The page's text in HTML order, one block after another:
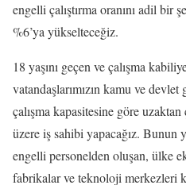
engelli çalıştırma oranını adil bir
%6’ya yükselteceğiz.
18 yaşını geçen ve çalışma
vatandaşlarımızın kamu ve
çalışma kapasitesine göre
üzere iş sahibi yapacağız. Bunun
engelli personelden oluşan, ülke
fabrikalar ve teknoloji merkezleri